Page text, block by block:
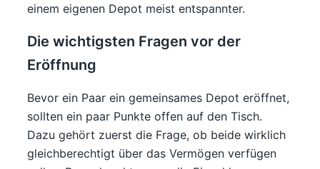
einem eigenen Depot meist entspannter.
Die wichtigsten Fragen vor der
Eröffnung
Bevor ein Paar ein gemeinsames Depot eröffnet,
sollten ein paar Punkte offen auf den Tisch.
Dazu gehört zuerst die Frage, ob beide wirklich
gleichberechtigt über das Vermögen verfügen